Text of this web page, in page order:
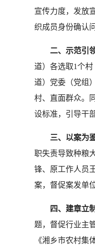
宣传力度，发放
织成员身份确认
二、示范引
道）各选取1个
道）党委（党组
村、直面群众。
设标准，引导干
三、以案为
职失责导致种粮
锋、原工作人员
案，督促案发单
四、建章立
题，督促行业主
《湘乡市农村集